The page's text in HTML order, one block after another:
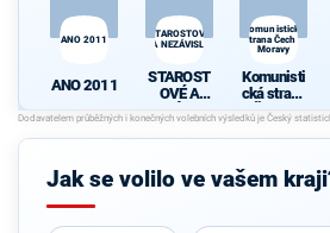
ANO 2011
ANO 2011
STAROSTOVÉ
A NEZÁVISLÍ
STAROST
OVÉ A
NEZÁVISL
Í
Komunistická
strana Čech a
Moravy
Komunisti
cká strana
Čech a
Moravy
Jak se volilo ve vašem